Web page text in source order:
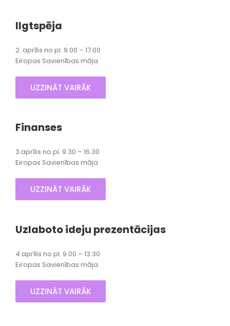
Ilgtspēja
2. aprīlis no pl. 9.00 – 17.00
Eiropas Savienības māja
UZZINĀT VAIRĀK
Finanses
3.aprīlis no pl. 9.30 – 16.30
Eiropas Savienības māja
UZZINĀT VAIRĀK
Uzlaboto ideju prezentācijas
4.aprīlis no pl. 9.00 – 13.30
Eiropas Savienības māja
UZZINĀT VAIRĀK